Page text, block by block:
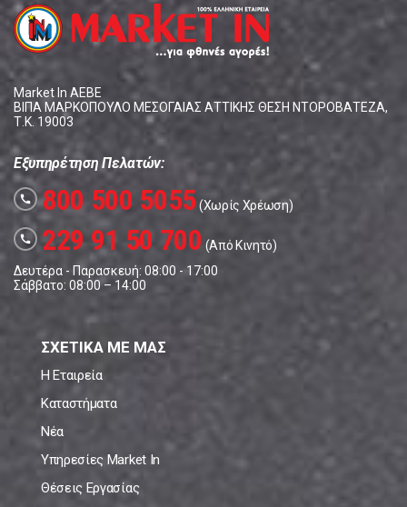
Market In ΑΕΒΕ
ΒΙΠΑ ΜΑΡΚΟΠΟΥΛΟ ΜΕΣΟΓΑΙΑΣ ΑΤΤΙΚΗΣ ΘΕΣΗ ΝΤΟΡΟΒΑΤΕΖΑ,
Τ.Κ. 19003
Εξυπηρέτηση Πελατών:
call 800 500 5055(Χωρίς Χρέωση)
call 229 91 50 700 (Από Κινητό)
Δευτέρα - Παρασκευή: 08:00 - 17:00
Σάββατο: 08:00 – 14:00
ΣΧΕΤΙΚΑ ΜΕ ΜΑΣ
Η Εταιρεία
Καταστήματα
Νέα
Υπηρεσίες Market In
Θέσεις Εργασίας